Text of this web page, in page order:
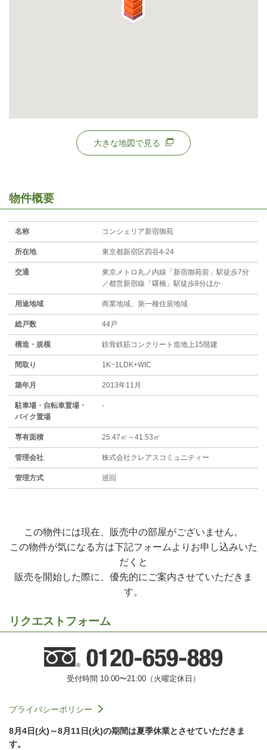
大きな地図で見る
物件概要
名称 コンシェリア新宿御苑
所在地 東京都新宿区四谷4-24
交通
東京メトロ丸ノ内線「新宿御苑前」駅徒歩7分
／都営新宿線「曙橋」駅徒歩8分ほか
用途地域 商業地域、第一種住居地域
総戸数 44戸
構造・規模 鉄骨鉄筋コンクリート造地上15階建
間取り 1K~1LDK+WIC
築年月 2013年11月
駐⾞場・⾃転⾞置場・
バイク置場
-
専有面積 25.47㎡～41.53㎡
管理会社 株式会社クレアスコミュニティー
管理方式 巡回
この物件には現在、販売中の部屋がございません。
この物件が気になる方は下記フォームよりお申し込みいた
だくと
販売を開始した際に、優先的にご案内させていただきま
す。
リクエストフォーム
受付時間 10:00〜21:00（火曜定休日）
プライバシーポリシー
8月4日(火)～8月11日(火)の期間は夏季休業とさせていただきま
す。